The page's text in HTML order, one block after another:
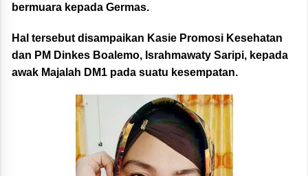
bermuara kepada Germas.
Hal tersebut disampaikan Kasie Promosi Kesehatan
dan PM Dinkes Boalemo, Israhmawaty Saripi, kepada
awak Majalah DM1 pada suatu kesempatan.